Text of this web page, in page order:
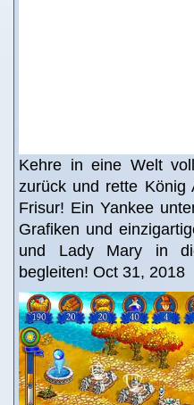
Kehre in eine Welt
zurück und rette König
Frisur! Ein Yankee
Grafiken und
und Lady Mary in
begleiten! Oct 31, 2018